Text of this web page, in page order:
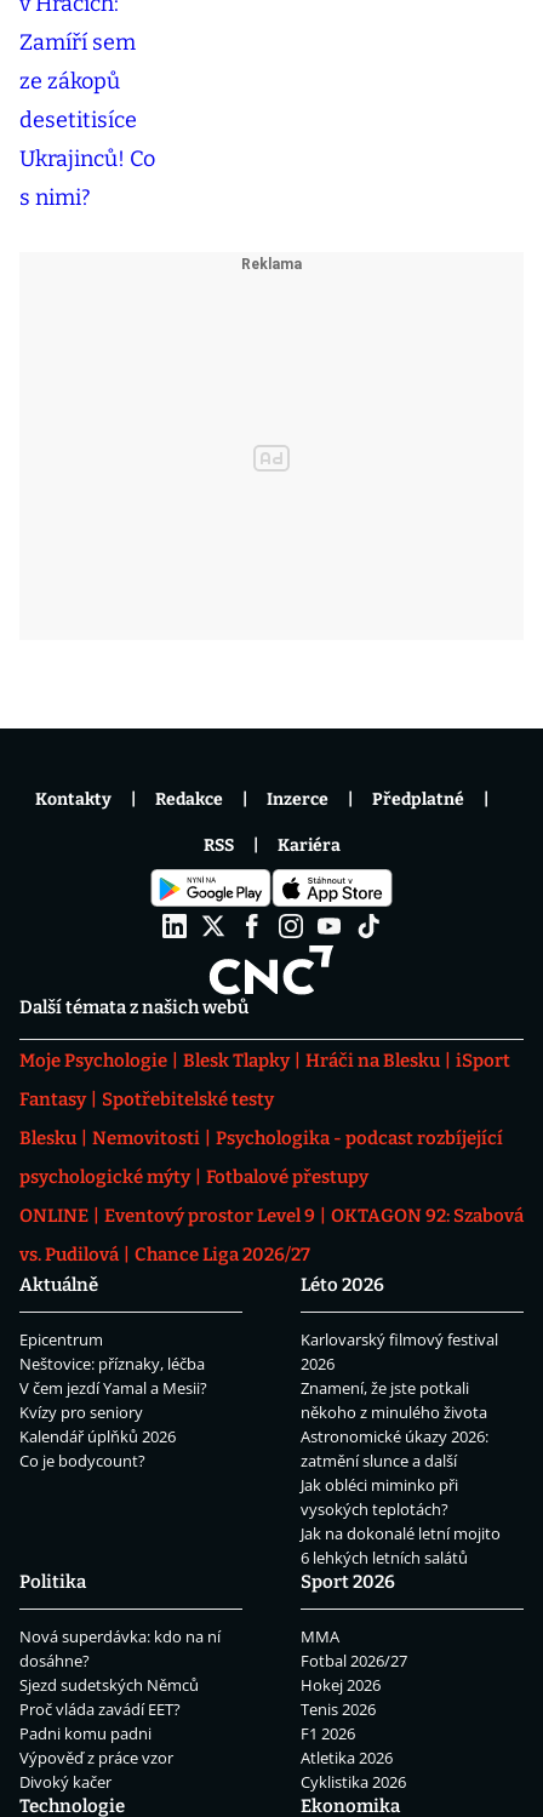
Další témata z našich webů
Moje Psychologie Blesk Tlapky Hráči na Blesku
iSport
Fantasy
Spotřebitelské testy
Blesku
Nemovitosti
Psychologika - podcast rozbíjející
psychologické mýty
Fotbalové přestupy
ONLINE
Eventový prostor Level 9
OKTAGON 92: Szabová
vs. Pudilová
Chance Liga 2026/27
Aktuálně
Epicentrum
Neštovice: příznaky, léčba
V čem jezdí Yamal a Mesii?
Kvízy pro seniory
Kalendář úplňků 2026
Co je bodycount?
Léto 2026
Karlovarský filmový festival
2026
Znamení, že jste potkali
někoho z minulého života
Astronomické úkazy 2026:
zatmění slunce a další
Jak obléci miminko při
vysokých teplotách?
Jak na dokonalé letní mojito
6 lehkých letních salátů
Politika
Nová superdávka: kdo na ní
dosáhne?
Sjezd sudetských Němců
Proč vláda zavádí EET?
Padni komu padni
Výpověď z práce vzor
Divoký kačer
Sport 2026
MMA
Fotbal 2026/27
Hokej 2026
Tenis 2026
F1 2026
Atletika 2026
Cyklistika 2026
Technologie
Ekonomika
Kontakty Redakce Inzerce Předplatné
RSS Kariéra